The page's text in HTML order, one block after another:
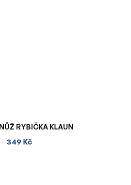
RYBIČKA KLAUN
349 Kč